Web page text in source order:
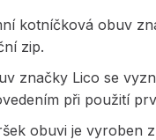
kotníčková obuv
zip.
značky Lico se
při použití
obuvi je vyroben